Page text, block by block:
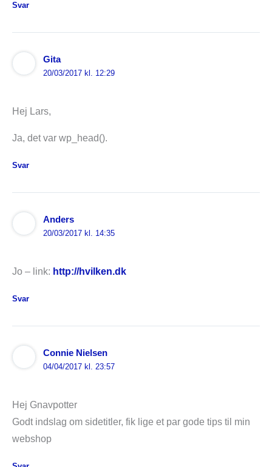
Svar
Gita
20/03/2017 kl. 12:29
Hej Lars,
Ja, det var wp_head().
Svar
Anders
20/03/2017 kl. 14:35
Jo – link: http://hvilken.dk
Svar
Connie Nielsen
04/04/2017 kl. 23:57
Hej Gnavpotter
Godt indslag om sidetitler, fik lige et par gode tips til min
webshop